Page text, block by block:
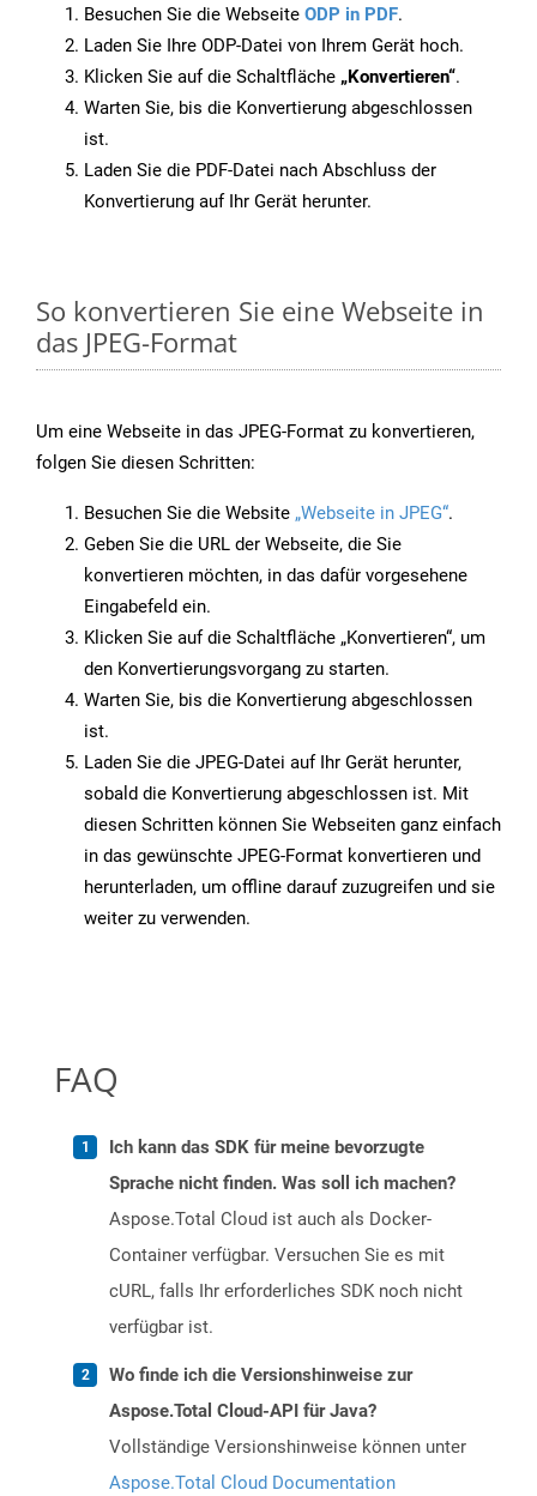
Besuchen Sie die Webseite ODP in PDF.
Laden Sie Ihre ODP-Datei von Ihrem Gerät hoch.
Klicken Sie auf die Schaltfläche „Konvertieren“.
Warten Sie, bis die Konvertierung abgeschlossen
ist.
Laden Sie die PDF-Datei nach Abschluss der
Konvertierung auf Ihr Gerät herunter.
So konvertieren Sie eine Webseite in
das JPEG-Format
Um eine Webseite in das JPEG-Format zu konvertieren,
folgen Sie diesen Schritten:
Besuchen Sie die Website „Webseite in JPEG“.
Geben Sie die URL der Webseite, die Sie
konvertieren möchten, in das dafür vorgesehene
Eingabefeld ein.
Klicken Sie auf die Schaltfläche „Konvertieren“, um
den Konvertierungsvorgang zu starten.
Warten Sie, bis die Konvertierung abgeschlossen
ist.
Laden Sie die JPEG-Datei auf Ihr Gerät herunter,
sobald die Konvertierung abgeschlossen ist. Mit
diesen Schritten können Sie Webseiten ganz einfach
in das gewünschte JPEG-Format konvertieren und
herunterladen, um offline darauf zuzugreifen und sie
weiter zu verwenden.
FAQ
Ich kann das SDK für meine bevorzugte
Sprache nicht finden. Was soll ich machen?
Aspose.Total Cloud ist auch als Docker-
Container verfügbar. Versuchen Sie es mit
cURL, falls Ihr erforderliches SDK noch nicht
verfügbar ist.
Wo finde ich die Versionshinweise zur
Aspose.Total Cloud-API für Java?
Vollständige Versionshinweise können unter
Aspose.Total Cloud Documentation